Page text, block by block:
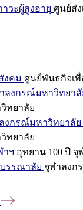
วะผู้สูงอายุ ศูนย์ส่
งคม ศูนย์พันธกิจเ
ลงกรณ์มหาวิทยาลั
ทยาลัย
งกรณ์มหาวิทยาลัย
ทยาลัย
าฯ อุทยาน 100 ปี จุ
รรณาลัย จุฬาลงก